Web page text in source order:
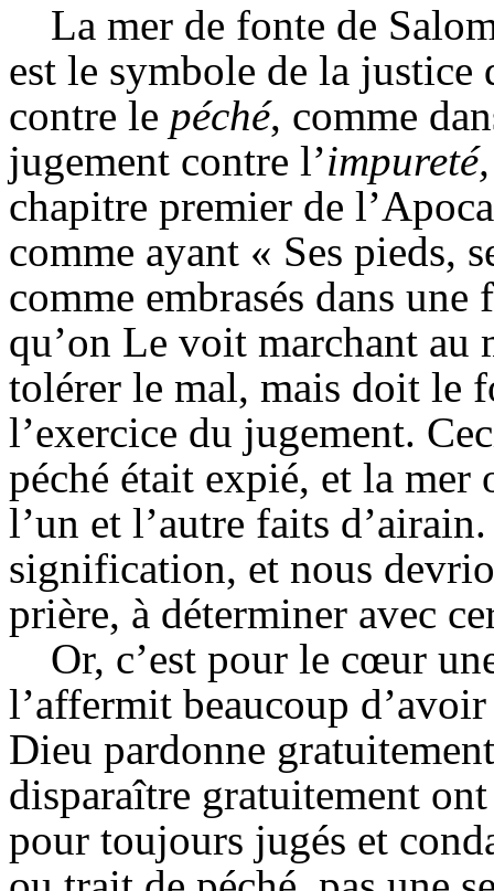
La mer de fonte de
est le symbole de la
contre le péché, comme
jugement contre l’
chapitre premier de
comme ayant « Ses pieds,
comme embrasés dans une
qu’on Le voit marchant au
tolérer le mal, mais doit le
l’exercice du jugement.
péché était expié, et la
l’un et l’autre faits
signification, et nous
prière, à déterminer avec
Or, c’est pour le cœur
l’affermit beaucoup
Dieu pardonne
disparaître gratuitement
pour toujours jugés et